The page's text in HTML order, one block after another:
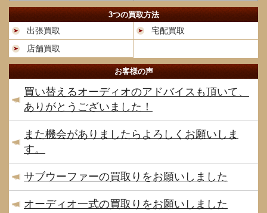
3つの買取方法
出張買取
宅配買取
店舗買取
お客様の声
買い替えるオーディオのアドバイスも頂いて、
ありがとうございました！
また機会がありましたらよろしくお願いしま
す。
サブウーファーの買取りをお願いしました
オーディオ一式の買取りをお願いしました